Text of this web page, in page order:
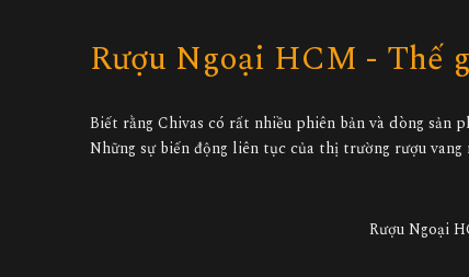
Rượu Ngoại HCM - Thế
Biết rằng Chivas có rất nhiều phiên bản và dòng sản
Những sự biến động liên tục của thị trường rượu
Rượu Ngoại